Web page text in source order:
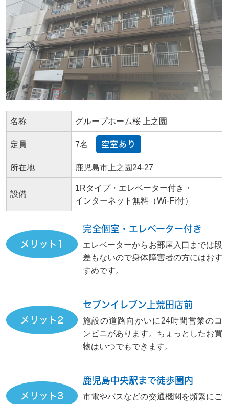
名称 グループホーム桜 上之園
定員 7名 空室あり
所在地 鹿児島市上之園24-27
設備
1Rタイプ・エレベーター付き・
インターネット無料（Wi-Fi付）
メリット1
完全個室・エレベーター付き
エレベーターからお部屋入口までは段
差もないので身体障害者の方にはおす
すめです。
メリット2
セブンイレブン上荒田店前
施設の道路向かいに24時間営業のコ
ンビニがあります。ちょっとしたお買
物はいつでもできます。
メリット3
鹿児島中央駅まで徒歩圏内
市電やバスなどの交通機関を頻繁にご